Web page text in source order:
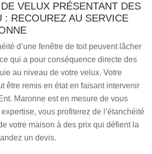
VELUX PRÉSENTANT DES
: RECOUREZ AU SERVICE
d’une fenêtre de toit peuvent lâcher
qui a pour conséquence directe des
au niveau de votre velux. Votre
être remis en état en faisant intervenir
Maronne est en mesure de vous
vous profiterez de l’étanchéité
votre maison à des prix qui défient la
un devis.